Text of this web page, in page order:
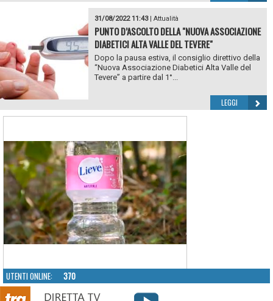
31/08/2022 11:43| Attualità
PUNTO D’ASCOLTO DELLA "NUOVA ASSOCIAZIONE
DIABETICI ALTA VALLE DEL TEVERE"
Dopo la pausa estiva, il consiglio direttivo della
“Nuova Associazione Diabetici Alta Valle del
Tevere” a partire dal 1°...
LEGGI
UTENTI ONLINE: 370